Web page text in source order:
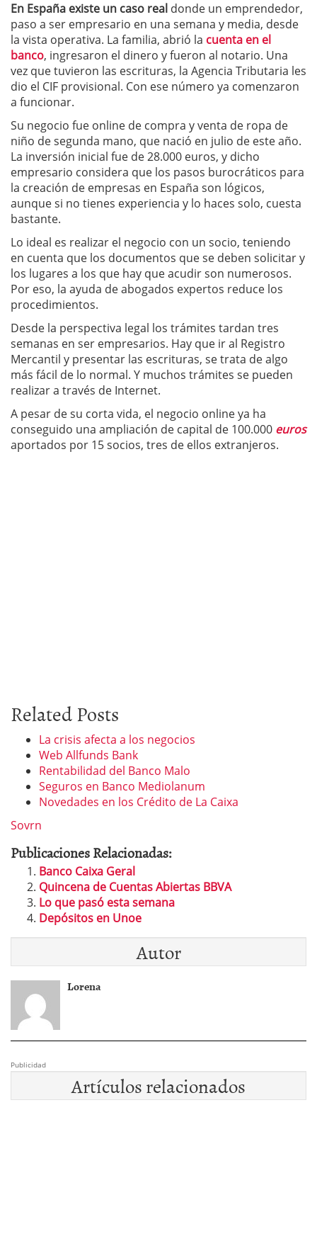
En España existe un caso real donde un emprendedor,
paso a ser empresario en una semana y media, desde
la vista operativa. La familia, abrió la cuenta en el
banco, ingresaron el dinero y fueron al notario. Una
vez que tuvieron las escrituras, la Agencia Tributaria les
dio el CIF provisional. Con ese número ya comenzaron
a funcionar.
Su negocio fue online de compra y venta de ropa de
niño de segunda mano, que nació en julio de este año.
La inversión inicial fue de 28.000 euros, y dicho
empresario considera que los pasos burocráticos para
la creación de empresas en España son lógicos,
aunque si no tienes experiencia y lo haces solo, cuesta
bastante.
Lo ideal es realizar el negocio con un socio, teniendo
en cuenta que los documentos que se deben solicitar y
los lugares a los que hay que acudir son numerosos.
Por eso, la ayuda de abogados expertos reduce los
procedimientos.
Desde la perspectiva legal los trámites tardan tres
semanas en ser empresarios. Hay que ir al Registro
Mercantil y presentar las escrituras, se trata de algo
más fácil de lo normal. Y muchos trámites se pueden
realizar a través de Internet.
A pesar de su corta vida, el negocio online ya ha
conseguido una ampliación de capital de 100.000 euros
aportados por 15 socios, tres de ellos extranjeros.
Related Posts
La crisis afecta a los negocios
Web Allfunds Bank
Rentabilidad del Banco Malo
Seguros en Banco Mediolanum
Novedades en los Crédito de La Caixa
Sovrn
Publicaciones Relacionadas:
Banco Caixa Geral
Quincena de Cuentas Abiertas BBVA
Lo que pasó esta semana
Depósitos en Unoe
Autor
Lorena
Publicidad
Artículos relacionados